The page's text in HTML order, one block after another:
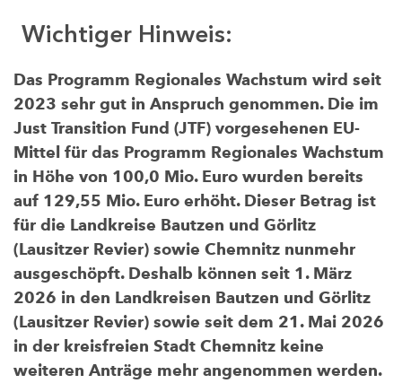
Wichtiger Hinweis:
Das Programm Regionales Wachstum wird seit
2023 sehr gut in Anspruch genommen. Die im
Just Transition Fund (JTF) vorgesehenen EU-
Mittel für das Programm Regionales Wachstum
in Höhe von 100,0 Mio. Euro wurden bereits
auf 129,55 Mio. Euro erhöht. Dieser Betrag ist
für die Landkreise Bautzen und Görlitz
(Lausitzer Revier) sowie Chemnitz nunmehr
ausgeschöpft. Deshalb können seit 1. März
2026 in den Landkreisen Bautzen und Görlitz
(Lausitzer Revier) sowie seit dem 21. Mai 2026
in der kreisfreien Stadt Chemnitz keine
weiteren Anträge mehr angenommen werden.